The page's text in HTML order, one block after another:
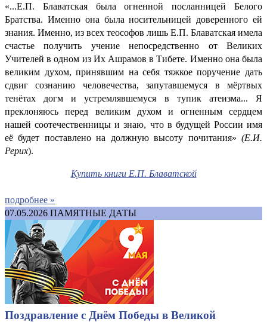
«...Е.П. Блаватская была огненной посланницей Белого
Братства. Именно она была носительницей доверенного ей
знания. Именно, из всех теософов лишь Е.П. Блаватская имела
счастье получить учение непосредственно от Великих
Учителей в одном из Их Ашрамов в Тибете. Именно она была
великим духом, принявшим на себя тяжкое поручение дать
сдвиг сознанию человечества, запутавшемуся в мёртвых
тенётах догм и устремлявшемуся в тупик атеизма... Я
преклоняюсь перед великим духом и огненным сердцем
нашей соотечественницы и знаю, что в будущей России имя
её будет поставлено на должную высоту почитания» (Е.И.
Рерих).
Купить книги Е.П. Блаватской
подробнее »
07.05.2026 ПАМЯТНЫЕ ДАТЫ
Поздравление с Днём Победы в Великой